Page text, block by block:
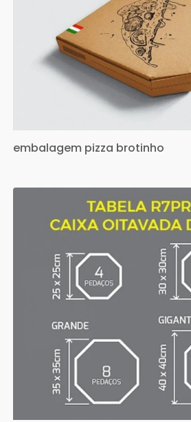
embalagem pizza brotinho